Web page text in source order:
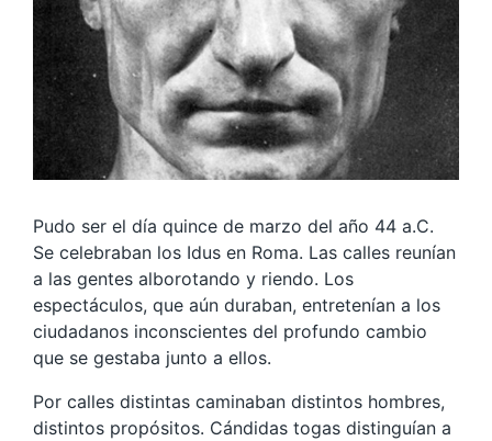
Pudo ser el día quince de marzo del año 44 a.C.
Se celebraban los Idus en Roma. Las calles reunían
a las gentes alborotando y riendo. Los
espectáculos, que aún duraban, entretenían a los
ciudadanos inconscientes del profundo cambio
que se gestaba junto a ellos.
Por calles distintas caminaban distintos hombres,
distintos propósitos. Cándidas togas distinguían a